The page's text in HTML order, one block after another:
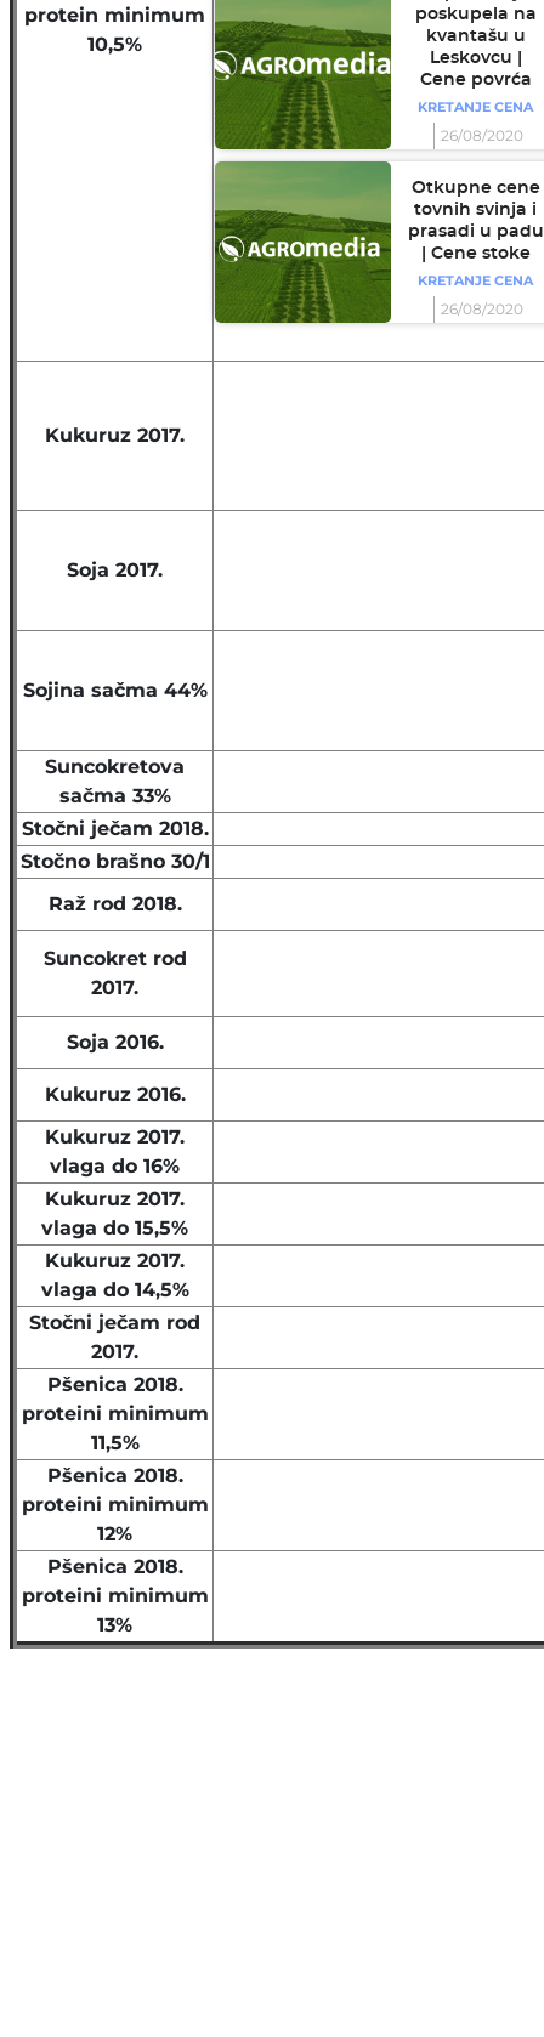
protein minimum
10,5%
poskupela na
kvantašu u
Leskovcu |
Cene povrća
KRETANJE CENA
26/08/2020
Otkupne cene
tovnih svinja i
prasadi u padu
| Cene stoke
KRETANJE CENA
26/08/2020
Kukuruz 2017.
Soja 2017.
Sojina sačma 44%
Suncokretova
sačma 33%
Stočni ječam 2018.
Stočno brašno 30/1
Raž rod 2018.
Suncokret rod
2017.
Soja 2016.
Kukuruz 2016.
Kukuruz 2017.
vlaga do 16%
Kukuruz 2017.
vlaga do 15,5%
Kukuruz 2017.
vlaga do 14,5%
Stočni ječam rod
2017.
Pšenica 2018.
proteini minimum
11,5%
Pšenica 2018.
proteini minimum
12%
Pšenica 2018.
proteini minimum
13%